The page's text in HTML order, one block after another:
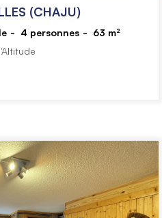
(CHAJU)
4 personnes 63 m²